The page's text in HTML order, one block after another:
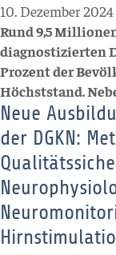
10. Dezember 2024
Rund 9,5
diagnostizierten
Prozent der
Höchststand.
Neue
der DGKN: